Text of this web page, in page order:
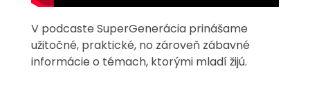
V podcaste SuperGenerácia prinášame
užitočné, praktické, no zároveň zábavné
informácie o témach, ktorými mladí žijú.